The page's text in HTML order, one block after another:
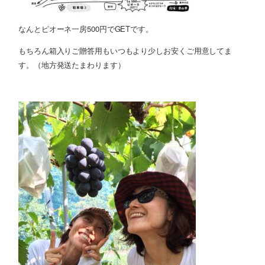
なんとピオーネ一房500円でGETです。
もちろん箱入りご贈答用もいつもより少しお安くご用意してま
す。（地方発送たまわります）